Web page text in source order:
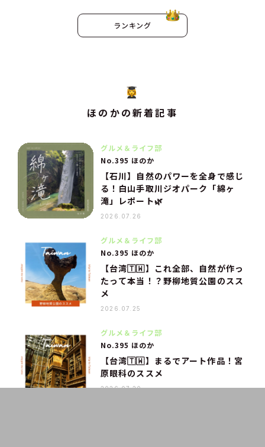
ランキング
ほのかの新着記事
グルメ＆ライフ部
No.395 ほのか
【石川】自然のパワーを全身で感じ
る！白山手取川ジオパーク「綿ヶ
滝」レポート🌿
2026.07.26
グルメ＆ライフ部
No.395 ほのか
【台湾🇹🇼】これ全部、自然が作っ
たって本当！？野柳地質公園のスス
メ
2026.07.25
グルメ＆ライフ部
No.395 ほのか
【台湾🇹🇼】まるでアート作品！宮
原眼科のススメ
2026.07.20